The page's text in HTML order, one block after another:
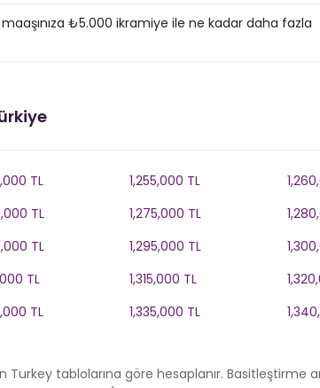
₺5.000 ikramiye ile ne kadar daha fazla
TL 1,255,000 TL
TL 1,275,000 TL
TL 1,295,000 TL
TL 1,315,000 TL
TL 1,335,000 TL
Turkey tablolarına göre hesaplanır. Basitleştirme